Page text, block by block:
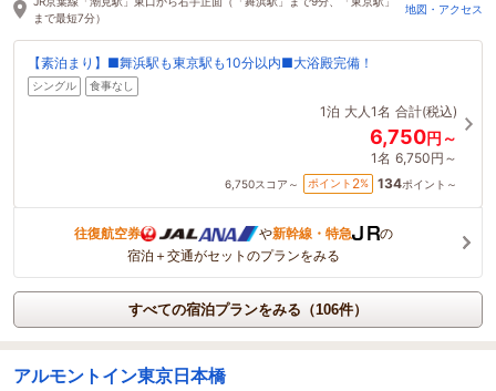
まで最短7分）
地図・アクセス
【素泊まり】■舞浜駅も東京駅も10分以内■大浴殿完備！
シングル 食事なし
1泊 大人1名 合計(税込)
6,750円～
1名 6,750円～
6,750スコア～ ポイント 2% 134ポイント～
往復航空券 や新幹線・特急
の
宿泊＋交通がセットのプランをみる
すべての宿泊プランをみる（106件）
アルモントイン東京日本橋